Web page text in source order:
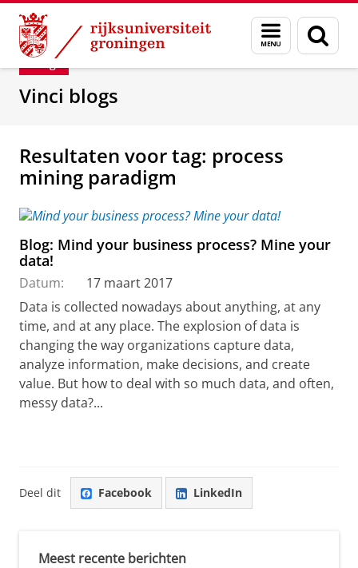
Skip
Content
Skip
Navigation
Menu
en
zoeken
Department of Innovation Management &
Blog
Vinci blogs
Resultaten voor tag: process
mining paradigm
Blog: Mind your business process? Mine your
data!
Datum:
17 maart 2017
Data is collected nowadays about anything, at any
time, and at any place. The explosion of data is
changing the way organizations capture data,
analyze information, make decisions, and create
value. But how to deal with so much data, and often,
messy data?...
Deel dit Facebook LinkedIn
Meest recente berichten